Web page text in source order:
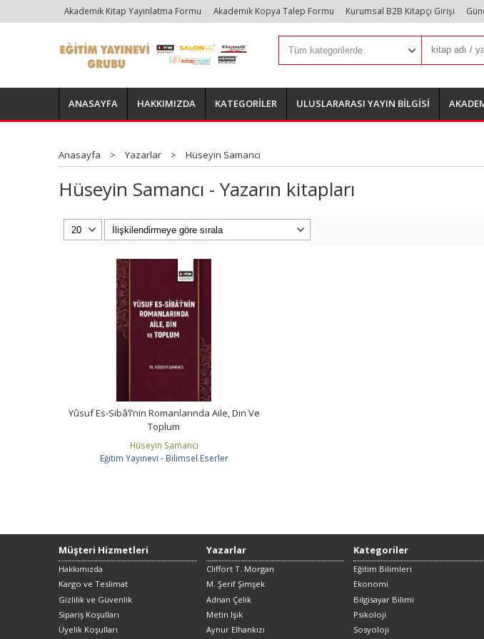
Akademik Kitap Yayınlatma Formu Akademik Kopya Talep Formu Kurumsal B2B Kitapçı Girişi
ANASAYFA HAKKIMIZDA KATEGORİLER ULUSLARARASI YAYIN BİLGİSİ
Anasayfa > Yazarlar > Hüseyin Samancı
Hüseyin Samancı - Yazarın kitapları
Yûsuf Es-Sibâ‘î’nin Romanlarında Aile, Din Ve
Toplum
Hüseyin Samancı
Eğitim Yayınevi - Bilimsel Eserler
Müşteri Hizmetleri
Hakkımızda
Kargo ve Teslimat
Gizlilik ve Güvenlik
Sipariş Koşulları
Üyelik Koşulları
Yazarlar
Cliffort T. Morgan
M. Şerif Şimşek
Adnan Çelik
Metin Işık
Aynur Elhankızı
Kategoriler
Eğitim Bilimleri
Ekonomi
Bilgisayar Bilimi
Psikoloji
Sosyoloji